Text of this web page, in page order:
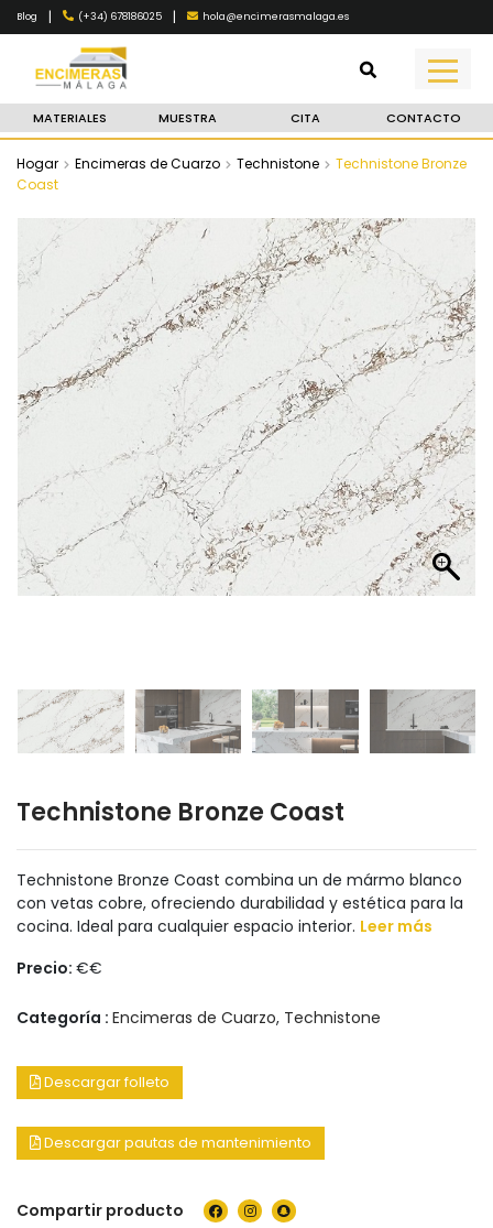
Blog | (+34) 678186025 | hola@encimerasmalaga.es
MATERIALES MUESTRA CITA CONTACTO
Hogar Encimeras de Cuarzo Technistone
Technistone Bronze
Coast
Technistone Bronze Coast
Technistone Bronze Coast combina un de mármo blanco
con vetas cobre, ofreciendo durabilidad y estética para la
cocina. Ideal para cualquier espacio interior. Leer más
Precio: €€
Categoría : Encimeras de Cuarzo, Technistone
Descargar folleto
Descargar pautas de mantenimiento
Compartir producto